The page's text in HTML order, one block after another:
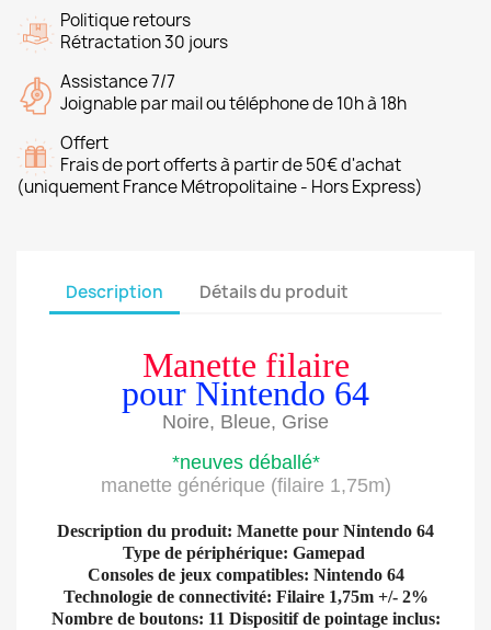
Politique retours
Rétractation 30 jours
Assistance 7/7
Joignable par mail ou téléphone de 10h à 18h
Offert
Frais de port offerts à partir de 50€ d'achat
(uniquement France Métropolitaine - Hors Express)
Description Détails du produit
Manette filaire
pour Nintendo 64
Noire, Bleue, Grise
*neuves déballé*
manette générique (filaire 1,75m)
Description du produit: Manette pour Nintendo 64
Type de périphérique: Gamepad
Consoles de jeux compatibles: Nintendo 64
Technologie de connectivité: Filaire 1,75m +/- 2%
Nombre de boutons: 11 Dispositif de pointage inclus: